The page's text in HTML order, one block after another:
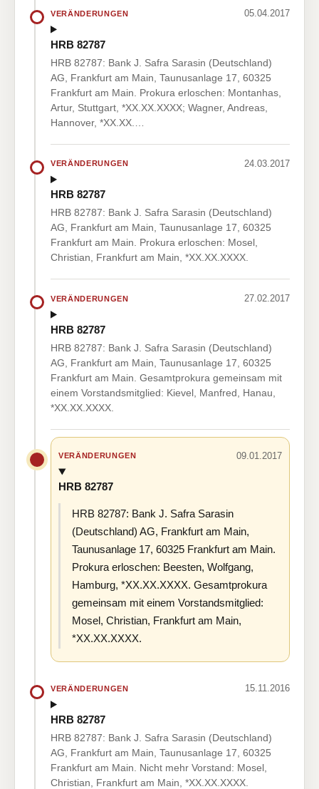
VERÄNDERUNGEN 05.04.2017
HRB 82787
HRB 82787: Bank J. Safra Sarasin (Deutschland)
AG, Frankfurt am Main, Taunusanlage 17, 60325
Frankfurt am Main. Prokura erloschen: Montanhas,
Artur, Stuttgart, *XX.XX.XXXX; Wagner, Andreas,
Hannover, *XX.XX.…
VERÄNDERUNGEN 24.03.2017
HRB 82787
HRB 82787: Bank J. Safra Sarasin (Deutschland)
AG, Frankfurt am Main, Taunusanlage 17, 60325
Frankfurt am Main. Prokura erloschen: Mosel,
Christian, Frankfurt am Main, *XX.XX.XXXX.
VERÄNDERUNGEN 27.02.2017
HRB 82787
HRB 82787: Bank J. Safra Sarasin (Deutschland)
AG, Frankfurt am Main, Taunusanlage 17, 60325
Frankfurt am Main. Gesamtprokura gemeinsam mit
einem Vorstandsmitglied: Kievel, Manfred, Hanau,
*XX.XX.XXXX.
VERÄNDERUNGEN 09.01.2017
HRB 82787
HRB 82787: Bank J. Safra Sarasin
(Deutschland) AG, Frankfurt am Main,
Taunusanlage 17, 60325 Frankfurt am Main.
Prokura erloschen: Beesten, Wolfgang,
Hamburg, *XX.XX.XXXX. Gesamtprokura
gemeinsam mit einem Vorstandsmitglied:
Mosel, Christian, Frankfurt am Main,
*XX.XX.XXXX.
VERÄNDERUNGEN 15.11.2016
HRB 82787
HRB 82787: Bank J. Safra Sarasin (Deutschland)
AG, Frankfurt am Main, Taunusanlage 17, 60325
Frankfurt am Main. Nicht mehr Vorstand: Mosel,
Christian, Frankfurt am Main, *XX.XX.XXXX.